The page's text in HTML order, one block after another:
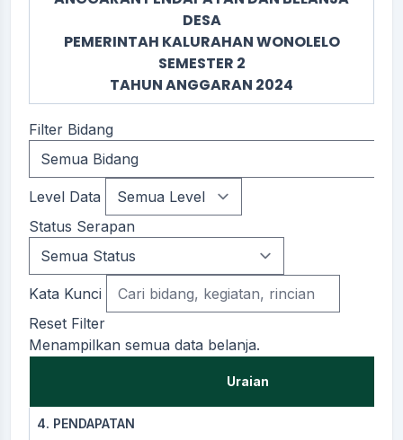
DESA
PEMERINTAH KALURAHAN WONOLELO
SEMESTER 2
TAHUN ANGGARAN 2024
Filter Bidang
Level Data
Status Serapan
Kata Kunci
Reset Filter
Menampilkan semua data belanja.
Uraian
4. PENDAPATAN